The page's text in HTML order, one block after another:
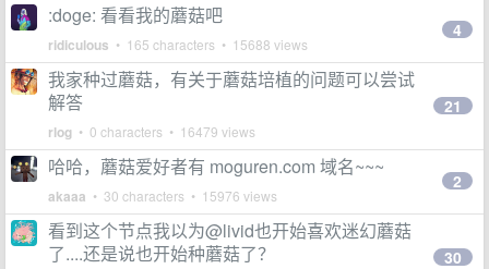
:doge: 看看我的蘑菇吧
ridiculous • 165 characters • 15688 views
4
我家种过蘑菇，有关于蘑菇培植的问题可以尝试
解答
rlog • 0 characters • 16479 views
21
哈哈，蘑菇爱好者有 moguren.com 域名~~~
akaaa • 30 characters • 15976 views
2
看到这个节点我以为@livid也开始喜欢迷幻蘑菇
了....还是说也开始种蘑菇了？
30